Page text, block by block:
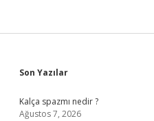
Sidebar
Son Yazılar
Kalça spazmı nedir ?
Ağustos 7, 2026